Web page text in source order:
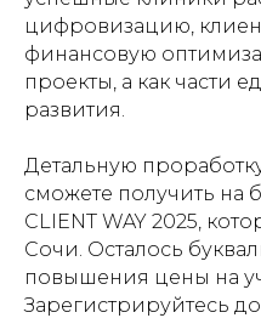
цифровизацию,
финансовую
проекты, а как части
развития.
Детальную
сможете получить на
CLIENT WAY 2025,
Сочи. Осталось
повышения цены на
Зарегистрируйтесь